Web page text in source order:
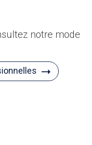
notre mode